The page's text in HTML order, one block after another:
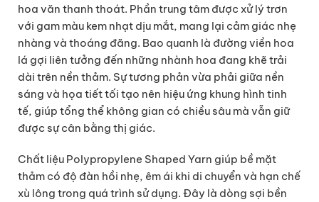
hoa văn thanh thoát. Phần trung tâm được xử lý trơn
với gam màu kem nhạt dịu mắt, mang lại cảm giác nhẹ
nhàng và thoáng đãng. Bao quanh là đường viền hoa
lá gợi liên tưởng đến những nhành hoa đang khẽ trải
dài trên nền thảm. Sự tương phản vừa phải giữa nền
sáng và họa tiết tối tạo nên hiệu ứng khung hình tinh
tế, giúp tổng thể không gian có chiều sâu mà vẫn giữ
được sự cân bằng thị giác.
Chất liệu Polypropylene Shaped Yarn giúp bề mặt
thảm có độ đàn hồi nhẹ, êm ái khi di chuyển và hạn chế
xù lông trong quá trình sử dụng. Đây là dòng sợi bền